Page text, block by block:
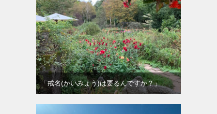
「戒名(かいみょう)は要るんですか？」